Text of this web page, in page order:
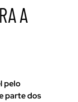
A
pelo
parte dos